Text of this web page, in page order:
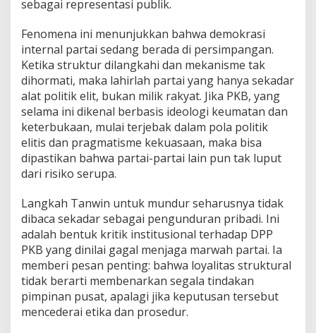
sebagai representasi publik.
Fenomena ini menunjukkan bahwa demokrasi
internal partai sedang berada di persimpangan.
Ketika struktur dilangkahi dan mekanisme tak
dihormati, maka lahirlah partai yang hanya sekadar
alat politik elit, bukan milik rakyat. Jika PKB, yang
selama ini dikenal berbasis ideologi keumatan dan
keterbukaan, mulai terjebak dalam pola politik
elitis dan pragmatisme kekuasaan, maka bisa
dipastikan bahwa partai-partai lain pun tak luput
dari risiko serupa.
Langkah Tanwin untuk mundur seharusnya tidak
dibaca sekadar sebagai pengunduran pribadi. Ini
adalah bentuk kritik institusional terhadap DPP
PKB yang dinilai gagal menjaga marwah partai. Ia
memberi pesan penting: bahwa loyalitas struktural
tidak berarti membenarkan segala tindakan
pimpinan pusat, apalagi jika keputusan tersebut
mencederai etika dan prosedur.